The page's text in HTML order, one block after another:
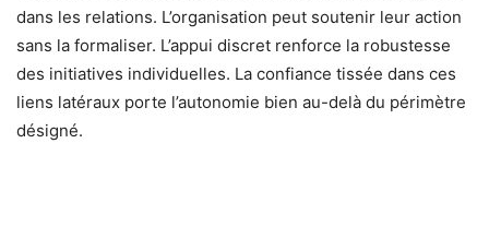
dans les relations. L’organisation peut soutenir leur action
sans la formaliser. L’appui discret renforce la robustesse
des initiatives individuelles. La confiance tissée dans ces
liens latéraux porte l’autonomie bien au-delà du périmètre
désigné.